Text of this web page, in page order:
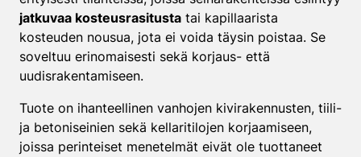
jatkuvaa kosteusrasitusta tai kapillaarista
kosteuden nousua, jota ei voida täysin poistaa. Se
soveltuu erinomaisesti sekä korjaus- että
uudisrakentamiseen.
Tuote on ihanteellinen vanhojen kivirakennusten, tiili-
ja betoniseinien sekä kellaritilojen korjaamiseen,
joissa perinteiset menetelmät eivät ole tuottaneet